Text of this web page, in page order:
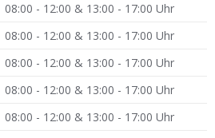
08:00 - 12:00 & 13:00 - 17:00 Uhr
08:00 - 12:00 & 13:00 - 17:00 Uhr
08:00 - 12:00 & 13:00 - 17:00 Uhr
08:00 - 12:00 & 13:00 - 17:00 Uhr
08:00 - 12:00 & 13:00 - 17:00 Uhr